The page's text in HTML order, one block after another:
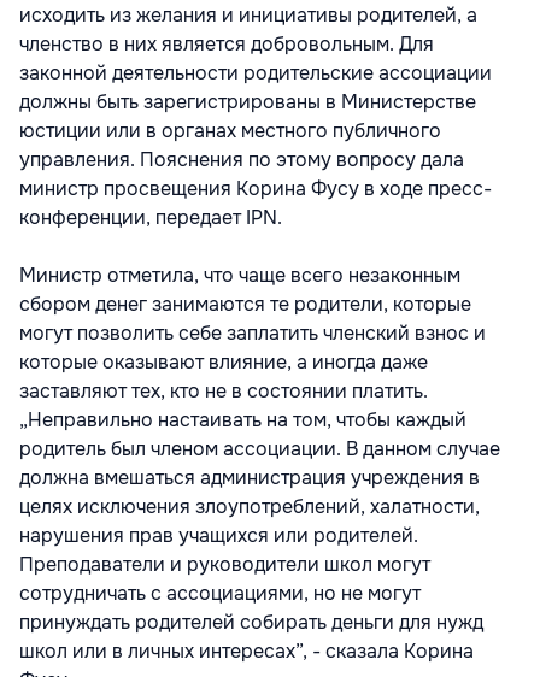
исходить из желания и инициативы родителей, а
членство в них является добровольным. Для
законной деятельности родительские ассоциации
должны быть зарегистрированы в Министерстве
юстиции или в органах местного публичного
управления. Пояснения по этому вопросу дала
министр просвещения Корина Фусу в ходе пресс-
конференции, передает IPN.
Министр отметила, что чаще всего незаконным
сбором денег занимаются те родители, которые
могут позволить себе заплатить членский взнос и
которые оказывают влияние, а иногда даже
заставляют тех, кто не в состоянии платить.
„Неправильно настаивать на том, чтобы каждый
родитель был членом ассоциации. В данном случае
должна вмешаться администрация учреждения в
целях исключения злоупотреблений, халатности,
нарушения прав учащихся или родителей.
Преподаватели и руководители школ могут
сотрудничать с ассоциациями, но не могут
принуждать родителей собирать деньги для нужд
школ или в личных интересах”, - сказала Корина